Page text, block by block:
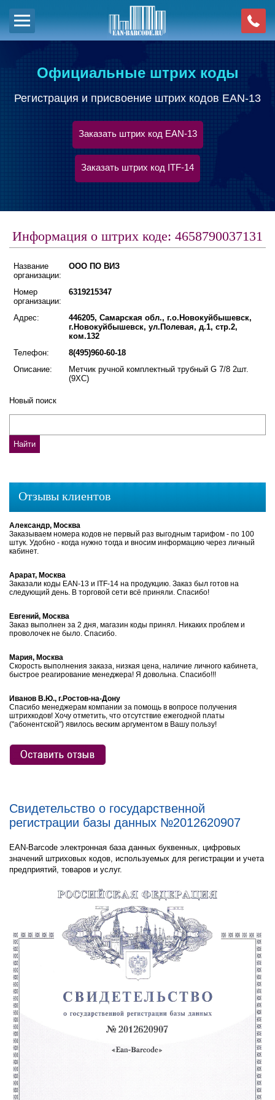
Официальные штрих коды
Регистрация и присвоение штрих кодов EAN-13
Заказать штрих код EAN-13
Заказать штрих код ITF-14
Информация о штрих коде: 4658790037131
Название
организации:
ООО ПО ВИЗ
Номер
организации:
6319215347
Адрес:
446205, Самарская обл., г.о.Новокуйбышевск,
г.Новокуйбышевск, ул.Полевая, д.1, стр.2,
ком.132
Телефон:
8(495)960-60-18
Описание:
Метчик ручной комплектный трубный G 7/8 2шт.
(9ХС)
Новый поиск
Отзывы клиентов
Александр, Москва
Заказываем номера кодов не первый раз выгодным тарифом - по 100
штук. Удобно - когда нужно тогда и вносим информацию через личный
кабинет.
Арарат, Москва
Заказали коды EAN-13 и ITF-14 на продукцию. Заказ был готов на
следующий день. В торговой сети всё приняли. Спасибо!
Евгений, Москва
Заказ выполнен за 2 дня, магазин коды принял. Никаких проблем и
проволочек не было. Спасибо.
Мария, Москва
Скорость выполнения заказа, низкая цена, наличие личного кабинета,
быстрое реагирование менеджера! Я довольна. Спасибо!!!
Иванов В.Ю., г.Ростов-на-Дону
Спасибо менеджерам компании за помощь в вопросе получения
штрихкодов! Хочу отметить, что отсутствие ежегодной платы
("абонентской") явилось веским аргументом в Вашу пользу!
Свидетельство о государственной
регистрации базы данных №2012620907
EAN-Barcode электронная база данных буквенных, цифровых
значений штриховых кодов, используемых для регистрации и учета
предприятий, товаров и услуг.